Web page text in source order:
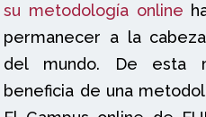
su metodología online
permanecer a la
del mundo. De esta
beneficia de una